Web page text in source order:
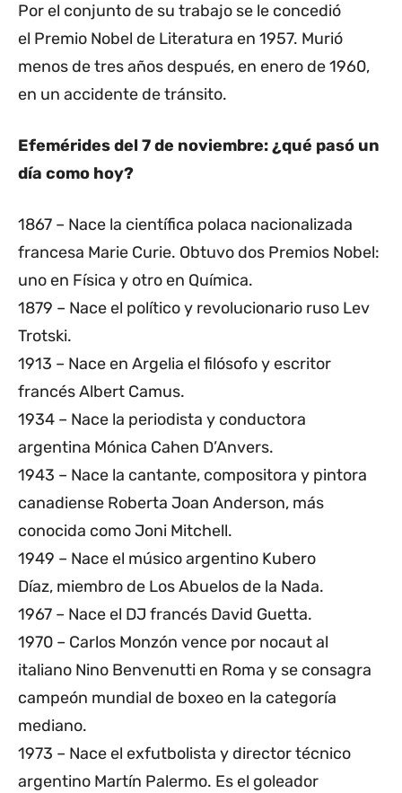
Por el conjunto de su trabajo se le concedió
el Premio Nobel de Literatura en 1957. Murió
menos de tres años después, en enero de 1960,
en un accidente de tránsito.
Efemérides del 7 de noviembre: ¿qué pasó un
día como hoy?
1867 – Nace la científica polaca nacionalizada
francesa Marie Curie. Obtuvo dos Premios Nobel:
uno en Física y otro en Química.
1879 – Nace el político y revolucionario ruso Lev
Trotski.
1913 – Nace en Argelia el filósofo y escritor
francés Albert Camus.
1934 – Nace la periodista y conductora
argentina Mónica Cahen D’Anvers.
1943 – Nace la cantante, compositora y pintora
canadiense Roberta Joan Anderson, más
conocida como Joni Mitchell.
1949 – Nace el músico argentino Kubero
Díaz, miembro de Los Abuelos de la Nada.
1967 – Nace el DJ francés David Guetta.
1970 – Carlos Monzón vence por nocaut al
italiano Nino Benvenutti en Roma y se consagra
campeón mundial de boxeo en la categoría
mediano.
1973 – Nace el exfutbolista y director técnico
argentino Martín Palermo. Es el goleador